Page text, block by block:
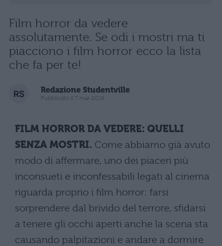
Film horror da vedere
assolutamente. Se odi i mostri ma ti
piacciono i film horror ecco la lista
che fa per te!
Redazione Studentville
Pubblicato il 7 mar 2016
FILM HORROR DA VEDERE: QUELLI
SENZA MOSTRI. Come abbiamo già avuto
modo di affermare, uno dei piaceri più
inconsueti e inconfessabili legati al cinema
riguarda proprio i film horror: farsi
sorprendere dal brivido del terrore, sfidarsi
a tenere gli occhi aperti anche la scena sta
causando palpitazioni e andare a dormire